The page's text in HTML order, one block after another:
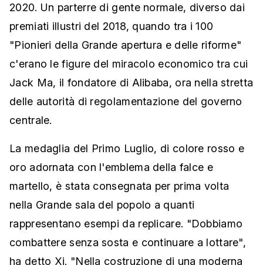
2020. Un parterre di gente normale, diverso dai
premiati illustri del 2018, quando tra i 100
"Pionieri della Grande apertura e delle riforme"
c'erano le figure del miracolo economico tra cui
Jack Ma, il fondatore di Alibaba, ora nella stretta
delle autorità di regolamentazione del governo
centrale.
La medaglia del Primo Luglio, di colore rosso e
oro adornata con l'emblema della falce e
martello, è stata consegnata per prima volta
nella Grande sala del popolo a quanti
rappresentano esempi da replicare. "Dobbiamo
combattere senza sosta e continuare a lottare",
ha detto Xi. "Nella costruzione di una moderna